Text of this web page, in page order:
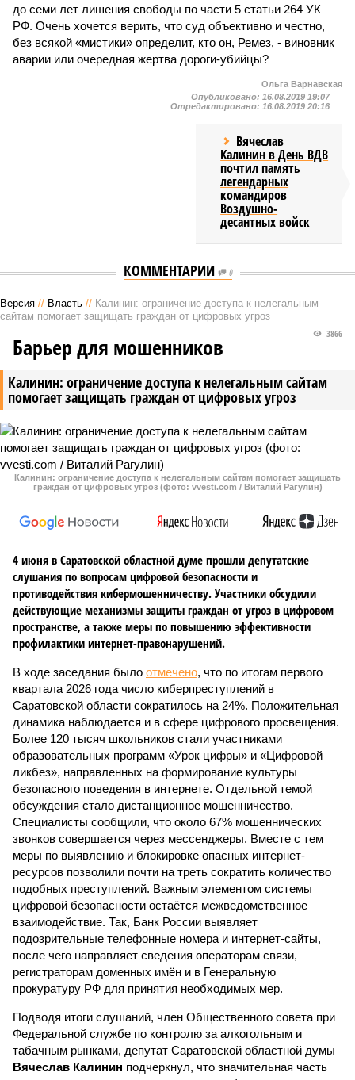
до семи лет лишения свободы по части 5 статьи 264 УК
РФ. Очень хочется верить, что суд объективно и честно,
без всякой «мистики» определит, кто он, Ремез, - виновник
аварии или очередная жертва дороги-убийцы?
Ольга Варнавская
Опубликовано: 16.08.2019 19:07
Отредактировано: 16.08.2019 20:16
Вячеслав
Калинин в День ВДВ
почтил память
легендарных
командиров
Воздушно-
десантных войск
КОММЕНТАРИИ 0
Версия // Власть // Калинин: ограничение доступа к нелегальным
сайтам помогает защищать граждан от цифровых угроз
Калинин: ограничение доступа к нелегальным сайтам
помогает защищать граждан от цифровых угроз
3866
Барьер для мошенников
Калинин: ограничение доступа к нелегальным сайтам помогает защищать
граждан от цифровых угроз (фото: vvesti.com / Виталий Рагулин)
4 июня в Саратовской областной думе прошли депутатские
слушания по вопросам цифровой безопасности и
противодействия кибермошенничеству. Участники обсудили
действующие механизмы защиты граждан от угроз в цифровом
пространстве, а также меры по повышению эффективности
профилактики интернет-правонарушений.
В ходе заседания было отмечено, что по итогам первого
квартала 2026 года число киберпреступлений в
Саратовской области сократилось на 24%. Положительная
динамика наблюдается и в сфере цифрового просвещения.
Более 120 тысяч школьников стали участниками
образовательных программ «Урок цифры» и «Цифровой
ликбез», направленных на формирование культуры
безопасного поведения в интернете. Отдельной темой
обсуждения стало дистанционное мошенничество.
Специалисты сообщили, что около 67% мошеннических
звонков совершается через мессенджеры. Вместе с тем
меры по выявлению и блокировке опасных интернет-
ресурсов позволили почти на треть сократить количество
подобных преступлений. Важным элементом системы
цифровой безопасности остаётся межведомственное
взаимодействие. Так, Банк России выявляет
подозрительные телефонные номера и интернет-сайты,
после чего направляет сведения операторам связи,
регистраторам доменных имён и в Генеральную
прокуратуру РФ для принятия необходимых мер.
Подводя итоги слушаний, член Общественного совета при
Федеральной службе по контролю за алкогольным и
табачным рынками, депутат Саратовской областной думы
Вячеслав Калинин подчеркнул, что значительная часть